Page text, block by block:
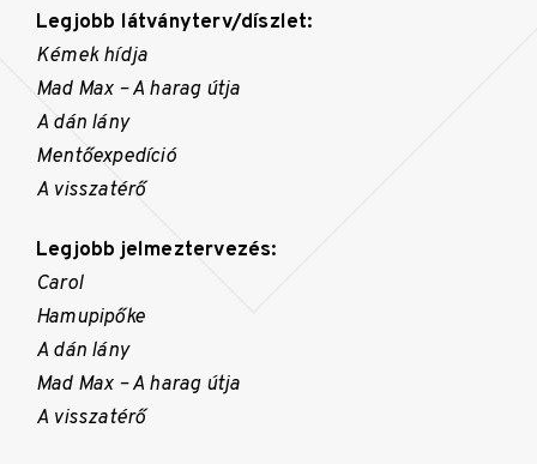
Legjobb látványterv/díszlet:
Kémek hídja
Mad Max – A harag útja
A dán lány
Mentőexpedíció
A visszatérő
Legjobb jelmeztervezés:
Carol
Hamupipőke
A dán lány
Mad Max – A harag útja
A visszatérő